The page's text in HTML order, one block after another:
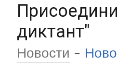
диктант"
Новости -